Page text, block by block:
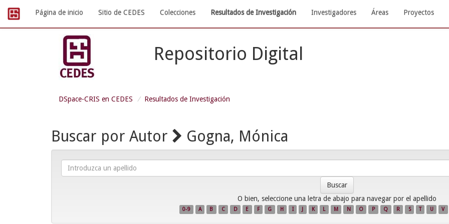
navigation
Página de inicio Sitio de CEDES Colecciones Resultados de Investigación Investigadores Áreas Proyectos
Repositorio Digital
DSpace-CRIS en CEDES Resultados de Investigación
Buscar por Autor Gogna, Mónica
Introduzca
un
O bien, seleccione una letra de abajo para navegar por el apellido
0-9 A B C D E F G H I J K L M N O P Q R S T U V